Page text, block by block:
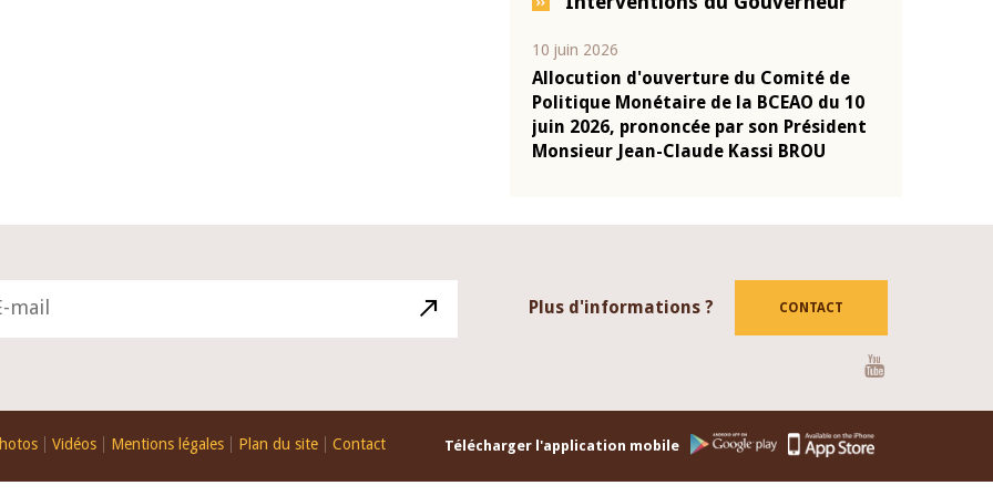
04 mars 2026
Allocution d'ouverture du Comité de
Politique Monétaire de la BCEAO du 4
mars 2026, prononcée par son Président
Monsieur Jean-Claude Kassi BROU
Plus d'informations ? CONTACT
Vidéos Mentions légales Plan du site Contact Télécharger l'application mobile